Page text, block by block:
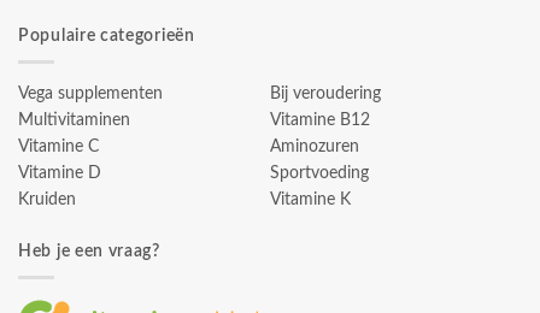
Populaire categorieën
Vega supplementen
Multivitaminen
Vitamine C
Vitamine D
Kruiden
Bij veroudering
Vitamine B12
Aminozuren
Sportvoeding
Vitamine K
Heb je een vraag?